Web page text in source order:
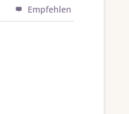
Empfehlen